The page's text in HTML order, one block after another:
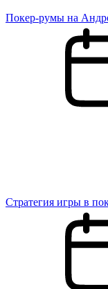
Покер-румы на
Стратегия игры в